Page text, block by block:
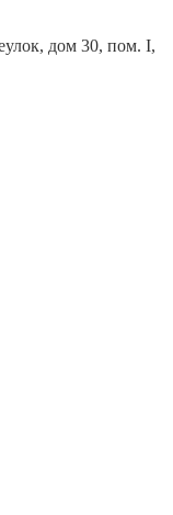
дом 30, пом. I,